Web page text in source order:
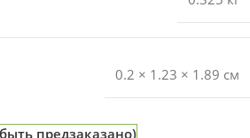
0.2 × 1.23 × 1.89 см
предзаказано)